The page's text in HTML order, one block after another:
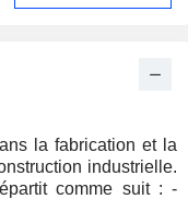
la fabrication et la
industrielle.
comme suit : -